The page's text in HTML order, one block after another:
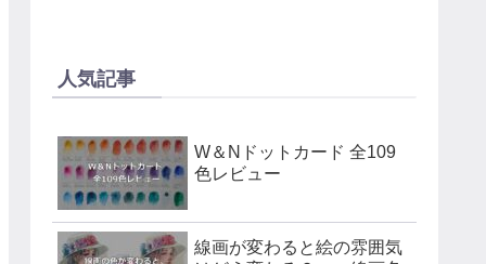
人気記事
W＆Nドットカード 全109
色レビュー
線画が変わると絵の雰囲気